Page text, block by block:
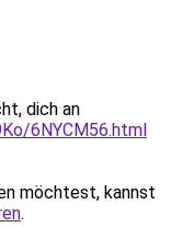
dich an
6NYCM56.html
möchtest, kannst
.